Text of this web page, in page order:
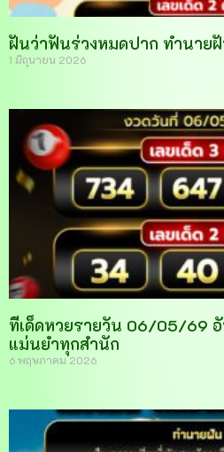
ฝันว่าฟันร่วงหมดปาก ทำนายฝั
1 มิถุนายน 2026
ทีเด็ดหวยรายวัน 06/05/69 อั
แม่นยำทุกสำนัก
6 พฤษภาคม 2026